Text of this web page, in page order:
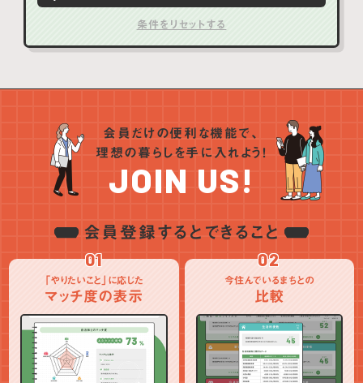
会員だけの便利な機能で、
理想の暮らしを手に入れよう！
JOIN US!
会員登録するとできること
01
「やりたいこと」に応じた
マッチ度の表示
02
今住んでいるまちとの
比較